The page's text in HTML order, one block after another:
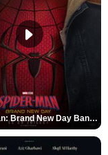
Spider-Man: Brand New Day Bande-annonce VO STFR